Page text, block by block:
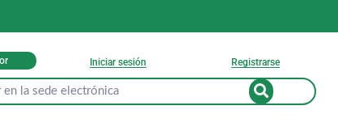
Iniciar sesión Registrarse